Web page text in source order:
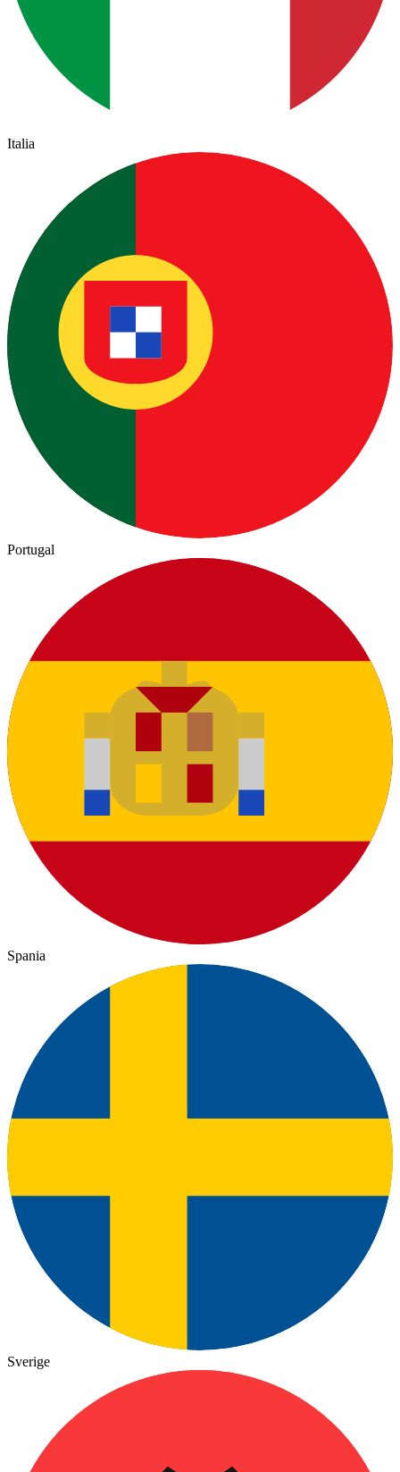
Italia
Portugal
Spania
Sverige